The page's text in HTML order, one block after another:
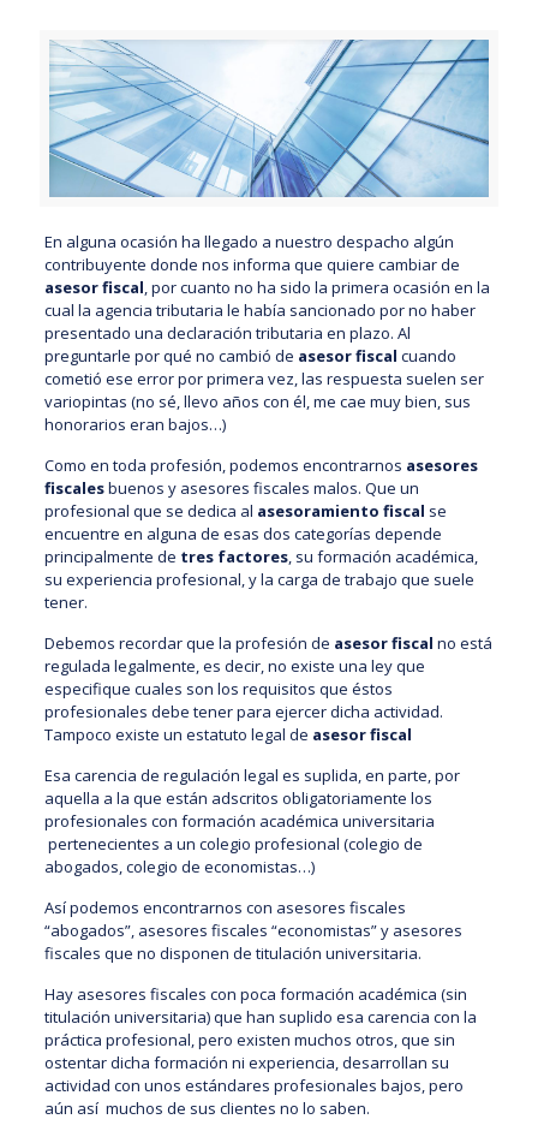
En alguna ocasión ha llegado a nuestro despacho algún
contribuyente donde nos informa que quiere cambiar de
asesor fiscal, por cuanto no ha sido la primera ocasión en la
cual la agencia tributaria le había sancionado por no haber
presentado una declaración tributaria en plazo. Al
preguntarle por qué no cambió de asesor fiscal cuando
cometió ese error por primera vez, las respuesta suelen ser
variopintas (no sé, llevo años con él, me cae muy bien, sus
honorarios eran bajos…)
Como en toda profesión, podemos encontrarnos asesores
fiscalesbuenos y asesores fiscales malos. Que un
profesional que se dedica al asesoramiento fiscal se
encuentre en alguna de esas dos categorías depende
principalmente de tres factores, su formación académica,
su experiencia profesional, y la carga de trabajo que suele
tener.
Debemos recordar que la profesión de asesor fiscal no está
regulada legalmente, es decir, no existe una ley que
especifique cuales son los requisitos que éstos
profesionales debe tener para ejercer dicha actividad.
Tampoco existe un estatuto legal de asesor fiscal
Esa carencia de regulación legal es suplida, en parte, por
aquella a la que están adscritos obligatoriamente los
profesionales con formación académica universitaria
pertenecientes a un colegio profesional (colegio de
abogados, colegio de economistas…)
Así podemos encontrarnos con asesores fiscales
“abogados”, asesores fiscales “economistas” y asesores
fiscales que no disponen de titulación universitaria.
Hay asesores fiscales con poca formación académica (sin
titulación universitaria) que han suplido esa carencia con la
práctica profesional, pero existen muchos otros, que sin
ostentar dicha formación ni experiencia, desarrollan su
actividad con unos estándares profesionales bajos, pero
aún así muchos de sus clientes no lo saben.